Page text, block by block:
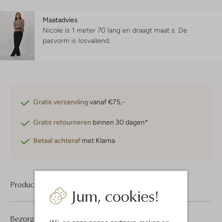
Jum, cookies!
Maatadvies
Nicole is 1 meter 70 lang en draagt maat s. De
pasvorm is losvallend
Gratis verzendingvanaf €75,-
Gratis retourneren binnen 30 dagen*
Betaal achteraf met Klarna
Product informatie
Bezorgen & retourneren